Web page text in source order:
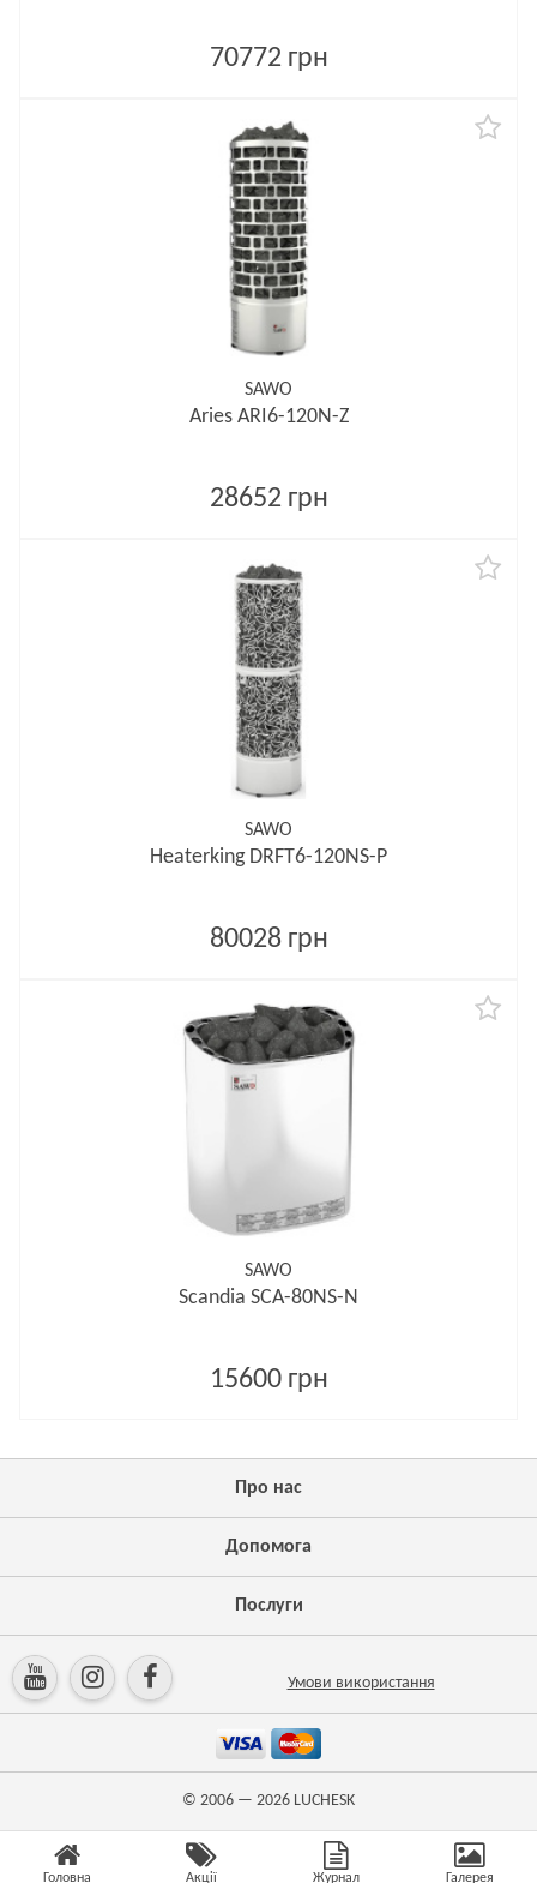
70772 грн
SAWO
Aries ARI6-120N-Z
28652 грн
SAWO
Heaterking DRFT6-120NS-P
80028 грн
SAWO
Scandia SCA-80NS-N
15600 грн
Про нас
Допомога
Послуги
Умови використання
© 2006 — 2026 LUCHESK
Головна Акції Журнал Галерея